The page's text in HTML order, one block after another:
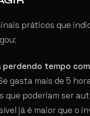
práticos que
perdendo tempo
gasta mais de 5
que poderiam ser
já é maior que o